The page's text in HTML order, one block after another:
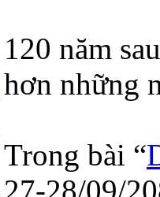
120 năm
hơn những
Trong bài “